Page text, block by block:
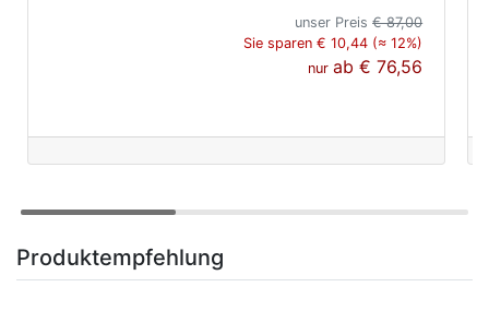
unser Preis€ 87,00
Sie sparen € 10,44 (≈ 12%)
nurab€ 76,56
Produktempfehlung